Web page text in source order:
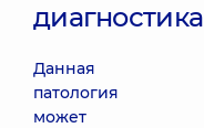
диагностика
Данная
патология
может